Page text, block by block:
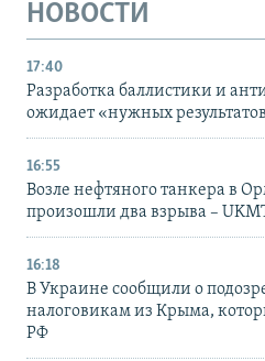
НОВОСТИ
17:40
Разработка баллистики и
ожидает «нужных
16:55
Возле нефтяного танкера в
произошли два взрыва –
16:18
В Украине сообщили о
налоговикам из Крыма,
РФ